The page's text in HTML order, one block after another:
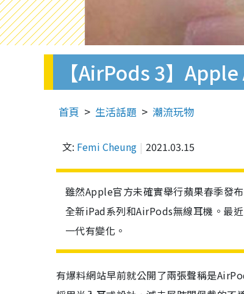
【AirPods 3】
首頁 生活話題 潮流玩物
文: Femi Cheung 2021.03.15
雖然Apple官方未確實舉行蘋果春季發
全新iPad系列和AirPods無線耳機。最
一代有變化。
有爆料網站早前就公開了兩張聲稱是